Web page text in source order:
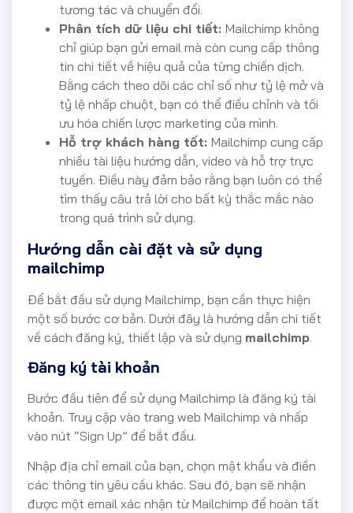
tương tác và chuyển đổi.
Phân tích dữ liệu chi tiết: Mailchimp không
chỉ giúp bạn gửi email mà còn cung cấp thông
tin chi tiết về hiệu quả của từng chiến dịch.
Bằng cách theo dõi các chỉ số như tỷ lệ mở và
tỷ lệ nhấp chuột, bạn có thể điều chỉnh và tối
ưu hóa chiến lược marketing của mình.
Hỗ trợ khách hàng tốt: Mailchimp cung cấp
nhiều tài liệu hướng dẫn, video và hỗ trợ trực
tuyến. Điều này đảm bảo rằng bạn luôn có thể
tìm thấy câu trả lời cho bất kỳ thắc mắc nào
trong quá trình sử dụng.
Hướng dẫn cài đặt và sử dụng
mailchimp
Để bắt đầu sử dụng Mailchimp, bạn cần thực hiện
một số bước cơ bản. Dưới đây là hướng dẫn chi tiết
về cách đăng ký, thiết lập và sử dụng mailchimp.
Đăng ký tài khoản
Bước đầu tiên để sử dụng Mailchimp là đăng ký tài
khoản. Truy cập vào trang web Mailchimp và nhấp
vào nút “Sign Up” để bắt đầu.
Nhập địa chỉ email của bạn, chọn mật khẩu và điền
các thông tin yêu cầu khác. Sau đó, bạn sẽ nhận
được một email xác nhận từ Mailchimp để hoàn tất